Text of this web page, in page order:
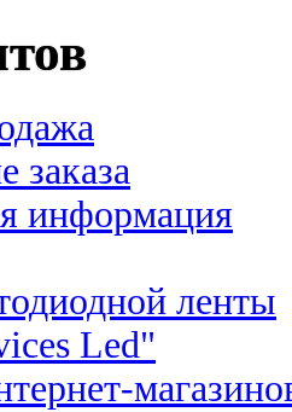
заказа
информация
ленты
Led"